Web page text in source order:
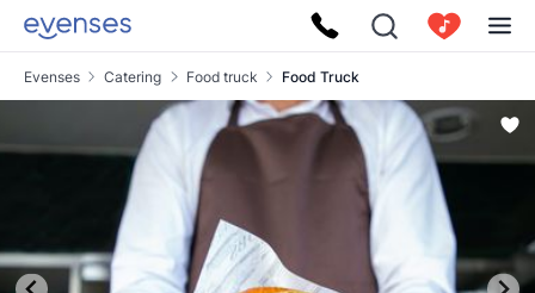
Evenses Catering Food truck Food Truck